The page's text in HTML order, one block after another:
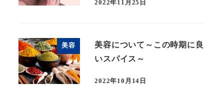
2022年11月25日
美容
美容について～この時期に良
いスパイス～
2022年10月14日